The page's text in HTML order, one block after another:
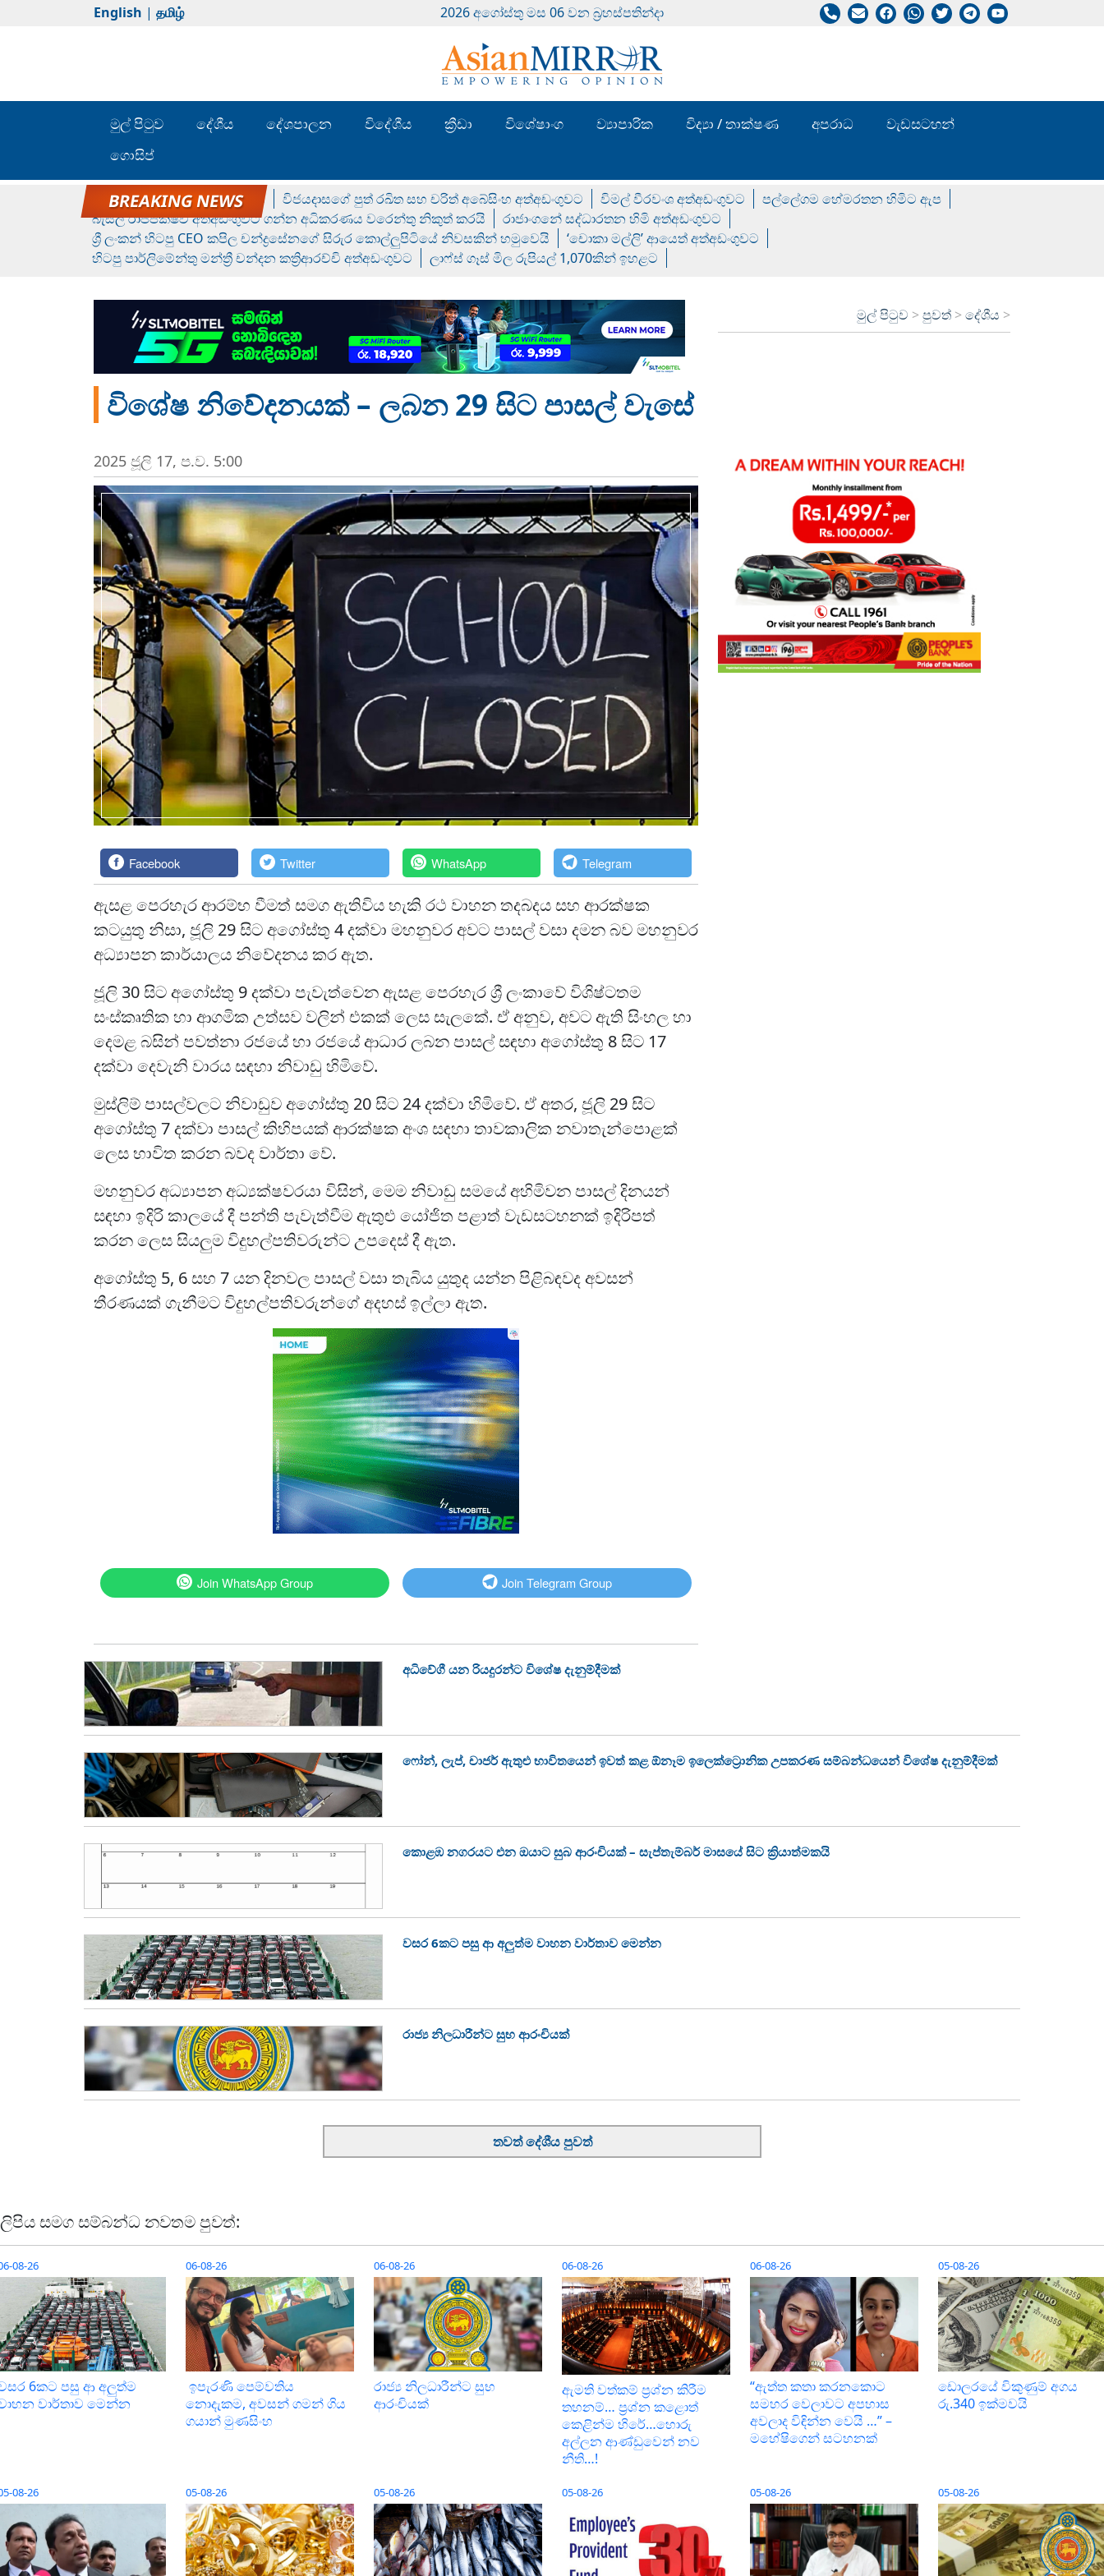
English | தமிழ் 2026 අගෝස්‍තු මස 06 වන බ්‍රහස්පතින්දා
මුල් පිටුව දේශීය දේශපාලන විදේශීය ක්‍රීඩා විශේෂාංග ව්‍යාපාරික විද්‍යා / තාක්ෂණ අපරාධ
වැඩසටහන්
ගොසිප්
රන් ගෙනා රුමේෂ්ගේ හෙල්ලය විජයදාසගේ පුත් රඛිත සහ චරිත් අබේසිංහ අත්අඩංගුවට විමල් වීරවංශ අත්අඩංගුවට
පල්ලේගම හේමරතන හිමිට ඇප
බැසිල් රාජපක්ෂව අත්අඩංගුවට ගන්න අධිකරණය වරෙන්තු නිකුත් කරයි
රාජාංගනේ සද්ධාරතන හිමි අත්අඩංගුවට
ශ්‍රී ලංකන් හිටපු CEO කපිල චන්ද්‍රසේනගේ සිරුර කොල්ලුපිටියේ නිවසකින් හමුවෙයි
‘චොකා මල්ලි’ ආයෙත් අත්අඩංගුවට
හිටපු පාර්ලිමේන්තු මන්ත්‍රී චන්දන කත්‍රිආරච්චි අත්අඩංගුවට
ලාෆ්ස් ගෑස් මිල රුපියල් 1,070කින් ඉහළට
විශේෂ නිවේදනයක් – ලබන 29 සිට පාසල් වැසේ
මුල් පිටුව >පුවත් >දේශීය >
2025 ජූලි 17, ප.ව. 5:00
Facebook Twitter WhatsApp Telegram
ඇසළ පෙරහැර ආරම්භ වීමත් සමග ඇතිවිය හැකි රථ වාහන තදබදය සහ ආරක්ෂක
කටයුතු නිසා, ජූලි 29 සිට අගෝස්තු 4 දක්වා මහනුවර අවට පාසල් වසා දමන බව මහනුවර
අධ්‍යාපන කාර්යාලය නිවේදනය කර ඇත.
ජූලි 30 සිට අගෝස්තු 9 දක්වා පැවැත්වෙන ඇසළ පෙරහැර ශ්‍රී ලංකාවේ විශිෂ්ටතම
සංස්කෘතික හා ආගමික උත්සව වලින් එකක් ලෙස සැලකේ. ඒ අනුව, අවට ඇති සිංහල හා
දෙමළ බසින් පවත්නා රජයේ හා රජයේ ආධාර ලබන පාසල් සඳහා අගෝස්තු 8 සිට 17
දක්වා දෙවැනි වාරය සඳහා නිවාඩු හිමිවේ.
මුස්ලිම් පාසල්වලට නිවාඩුව අගෝස්තු 20 සිට 24 දක්වා හිමිවේ. ඒ අතර, ජූලි 29 සිට
අගෝස්තු 7 දක්වා පාසල් කිහිපයක් ආරක්ෂක අංශ සඳහා තාවකාලික නවාතැන්පොළක්
ලෙස භාවිත කරන බවද වාර්තා වේ.
මහනුවර අධ්‍යාපන අධ්‍යක්ෂවරයා විසින්, මෙම නිවාඩු සමයේ අහිමිවන පාසල් දිනයන්
සඳහා ඉදිරි කාලයේ දී පන්ති පැවැත්වීම ඇතුළු යෝජිත පළාත් වැඩසටහනක් ඉදිරිපත්
කරන ලෙස සියලුම විදුහල්පතිවරුන්ට උපදෙස් දී ඇත.
අගෝස්තු 5, 6 සහ 7 යන දිනවල පාසල් වසා තැබිය යුතුද යන්න පිළිබඳවද අවසන්
තීරණයක් ගැනීමට විදුහල්පතිවරුන්ගේ අදහස් ඉල්ලා ඇත.
Join WhatsApp Group Join Telegram Group
අධිවේගී යන රියදුරන්ට විශේෂ දැනුම්දීමක්
ෆෝන්, ලැප්, චාජර් ඇතුළු භාවිතයෙන් ඉවත් කළ ඕනෑම ඉලෙක්ට්‍රොනික උපකරණ සම්බන්ධයෙන් විශේෂ දැනුම්දීමක්
කොළඹ නගරයට එන ඔයාට සුබ ආරංචියක් – සැප්තැම්බර් මාසයේ සිට ක්‍රියාත්මකයි
වසර 6කට පසු ආ අලුත්ම වාහන වාර්තාව මෙන්න
රාජ්‍ය නිලධාරීන්ට සුභ ආරංචියක්
තවත් දේශීය පුවත්
ලිපිය සමග සම්බන්ධ නවතම පුවත්:
08-26
6කට පසු ආ අලුත්ම
වාර්තාව මෙන්න
06-08-26
ඉපැරණි පෙම්වතිය
නොදැකම, අවසන් ගමන් ගිය
ගයාන් මුණසිංහ
06-08-26
රාජ්‍ය නිලධාරීන්ට සුභ
ආරංචියක්
06-08-26
ඇමති වත්කම් ප්‍රශ්න කිරීම
තහනම්… ප්‍රශ්න කළොත්
කෙළින්ම හිරේ…හොරු
අල්ලන ආණ්ඩුවෙන් නව
නීති…!
06-08-26
“ඇත්ත කතා කරනකොට
සමහර වෙලාවට අපහාස
අවලාද විඳින්න වෙයි …” –
මහේෂිගෙන් සටහනක්
05-08-26
ඩොලරයේ විකුණුම් අගය
රු.340 ඉක්මවයි
08-26 05-08-26 05-08-26 05-08-26 05-08-26 05-08-26